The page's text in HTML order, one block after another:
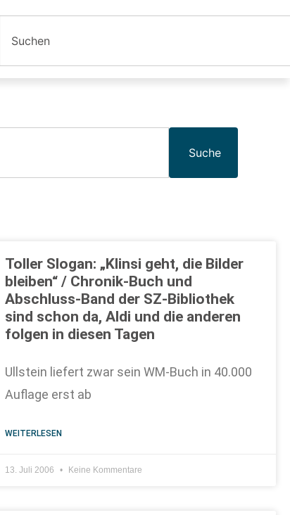
Suche
Toller Slogan: „Klinsi geht, die Bilder
bleiben“ / Chronik-Buch und
Abschluss-Band der SZ-Bibliothek
sind schon da, Aldi und die anderen
folgen in diesen Tagen
Ullstein liefert zwar sein WM-Buch in 40.000
Auflage erst ab
WEITERLESEN
13. Juli 2006 Keine Kommentare